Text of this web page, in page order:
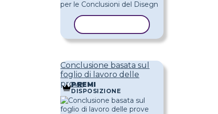
Conclusione basata sul
foglio di lavoro delle
provePREMI
DISPOSIZIONE